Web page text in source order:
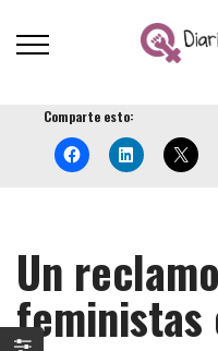
Comparte esto:
Un
feministas